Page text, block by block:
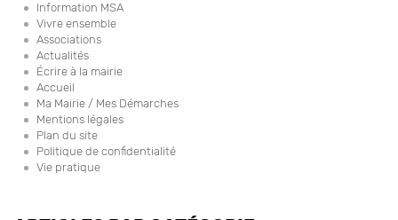
Information MSA
Vivre ensemble
Associations
Actualités
Écrire à la mairie
Accueil
Ma Mairie / Mes Démarches
Mentions légales
Plan du site
Politique de confidentialité
Vie pratique